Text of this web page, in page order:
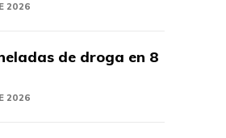
2026
de droga en 8
2026